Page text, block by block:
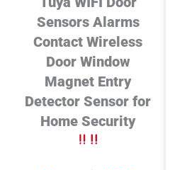
Sensors Alarms
Contact Wireless
Door Window
Magnet Entry
Detector Sensor for
Home Security